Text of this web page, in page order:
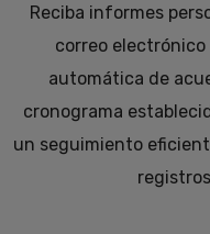
Reciba informes
correo electrónico
automática de
cronograma
un seguimiento